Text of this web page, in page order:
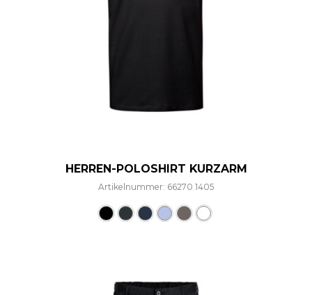
HERREN-POLOSHIRT KURZARM
Artikelnummer: 66270.1405